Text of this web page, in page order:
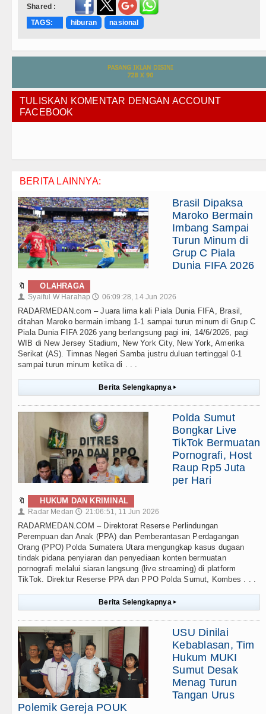
Shared :
TAGS:
hiburan nasional
TULISKAN KOMENTAR DENGAN ACCOUNT
FACEBOOK
BERITA LAINNYA:
Brasil Dipaksa
Maroko Bermain
Imbang Sampai
Turun Minum di
Grup C Piala
Dunia FIFA 2026
🔖 OLAHRAGA
👤 Syaiful W Harahap 🕔 06:09:28, 14 Jun 2026
RADARMEDAN.com – Juara lima kali Piala Dunia FIFA, Brasil,
ditahan Maroko bermain imbang 1-1 sampai turun minum di Grup C
Piala Dunia FIFA 2026 yang berlangsung pagi ini, 14/6/2026, pagi
WIB di New Jersey Stadium, New York City, New York, Amerika
Serikat (AS). Timnas Negeri Samba justru duluan tertinggal 0-1
sampai turun minum ketika di . . .
Berita Selengkapnya ▸
Polda Sumut
Bongkar Live
TikTok Bermuatan
Pornografi, Host
Raup Rp5 Juta
per Hari
🔖 HUKUM DAN KRIMINAL
👤 Radar Medan 🕔 21:06:51, 11 Jun 2026
RADARMEDAN.COM – Direktorat Reserse Perlindungan
Perempuan dan Anak (PPA) dan Pemberantasan Perdagangan
Orang (PPO) Polda Sumatera Utara mengungkap kasus dugaan
tindak pidana penyiaran dan penyediaan konten bermuatan
pornografi melalui siaran langsung (live streaming) di platform
TikTok. Direktur Reserse PPA dan PPO Polda Sumut, Kombes . . .
Berita Selengkapnya ▸
USU Dinilai
Kebablasan, Tim
Hukum MUKI
Sumut Desak
Menag Turun
Tangan Urus
Polemik Gereja POUK